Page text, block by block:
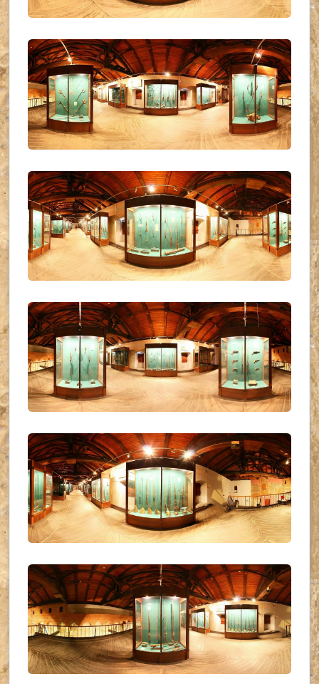
UKR_(32)
UKR_(33)
UKR_(34)
UKR_(35)
UKR_(36)